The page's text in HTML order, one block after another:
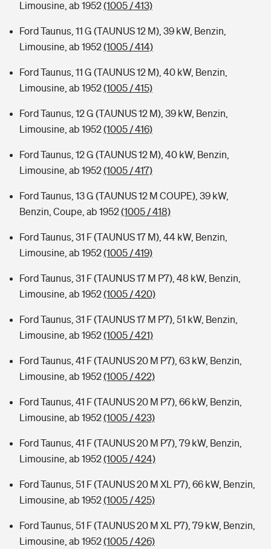
Limousine, ab 1952(1005 / 413)
Ford Taunus, 11 G (TAUNUS 12 M), 39 kW, Benzin,
Limousine, ab 1952(1005 / 414)
Ford Taunus, 11 G (TAUNUS 12 M), 40 kW, Benzin,
Limousine, ab 1952(1005 / 415)
Ford Taunus, 12 G (TAUNUS 12 M), 39 kW, Benzin,
Limousine, ab 1952(1005 / 416)
Ford Taunus, 12 G (TAUNUS 12 M), 40 kW, Benzin,
Limousine, ab 1952(1005 / 417)
Ford Taunus, 13 G (TAUNUS 12 M COUPE), 39 kW,
Benzin, Coupe, ab 1952(1005 / 418)
Ford Taunus, 31 F (TAUNUS 17 M), 44 kW, Benzin,
Limousine, ab 1952(1005 / 419)
Ford Taunus, 31 F (TAUNUS 17 M P7), 48 kW, Benzin,
Limousine, ab 1952(1005 / 420)
Ford Taunus, 31 F (TAUNUS 17 M P7), 51 kW, Benzin,
Limousine, ab 1952(1005 / 421)
Ford Taunus, 41 F (TAUNUS 20 M P7), 63 kW, Benzin,
Limousine, ab 1952(1005 / 422)
Ford Taunus, 41 F (TAUNUS 20 M P7), 66 kW, Benzin,
Limousine, ab 1952(1005 / 423)
Ford Taunus, 41 F (TAUNUS 20 M P7), 79 kW, Benzin,
Limousine, ab 1952(1005 / 424)
Ford Taunus, 51 F (TAUNUS 20 M XL P7), 66 kW, Benzin,
Limousine, ab 1952(1005 / 425)
Ford Taunus, 51 F (TAUNUS 20 M XL P7), 79 kW, Benzin,
Limousine, ab 1952(1005 / 426)